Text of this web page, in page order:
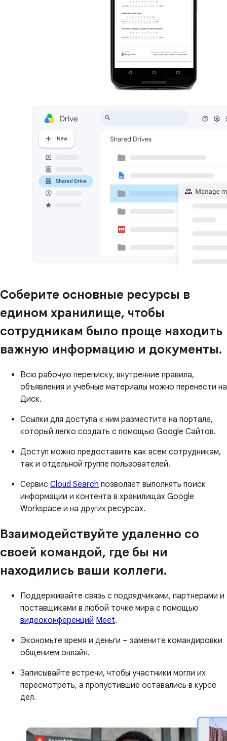
Соберите основные ресурсы в
едином хранилище, чтобы
сотрудникам было проще находить
важную информацию и документы.
Всю рабочую переписку, внутренние правила,
объявления и учебные материалы можно перенести на
Диск.
Ссылки для доступа к ним разместите на портале,
который легко создать с помощью Google Сайтов.
Доступ можно предоставить как всем сотрудникам,
так и отдельной группе пользователей.
Сервис Cloud Search позволяет выполнять поиск
информации и контента в хранилищах Google
Workspace и на других ресурсах.
Взаимодействуйте удаленно со
своей командой, где бы ни
находились ваши коллеги.
Поддерживайте связь с подрядчиками, партнерами и
поставщиками в любой точке мира с помощью
видеоконференций Meet.
Экономьте время и деньги – замените командировки
общением онлайн.
Записывайте встречи, чтобы участники могли их
пересмотреть, а пропустившие оставались в курсе
дел.